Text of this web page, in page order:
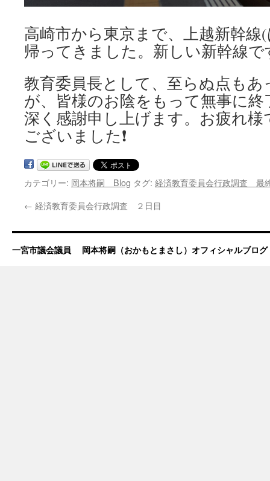
高崎市から東京まで、上越新幹
帰ってきました。新しい新幹線で
教育委員長として、至らぬ点も
が、皆様のお陰をもって無事に
深く感謝申し上げます。お疲れ
ございました❗
カテゴリー: 岡本将嗣 Blog タグ: 経済教育委員会行政調査 最
← 経済教育委員会行政調査 ２日目
一宮市議会議員 岡本将嗣（おかもとまさし）オフィシャルブログ